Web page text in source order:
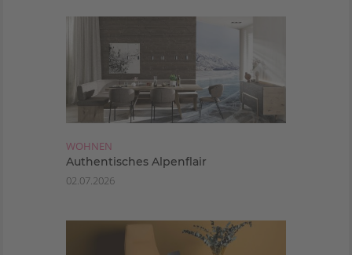
WOHNEN
Authentisches Alpenflair
02.07.2026